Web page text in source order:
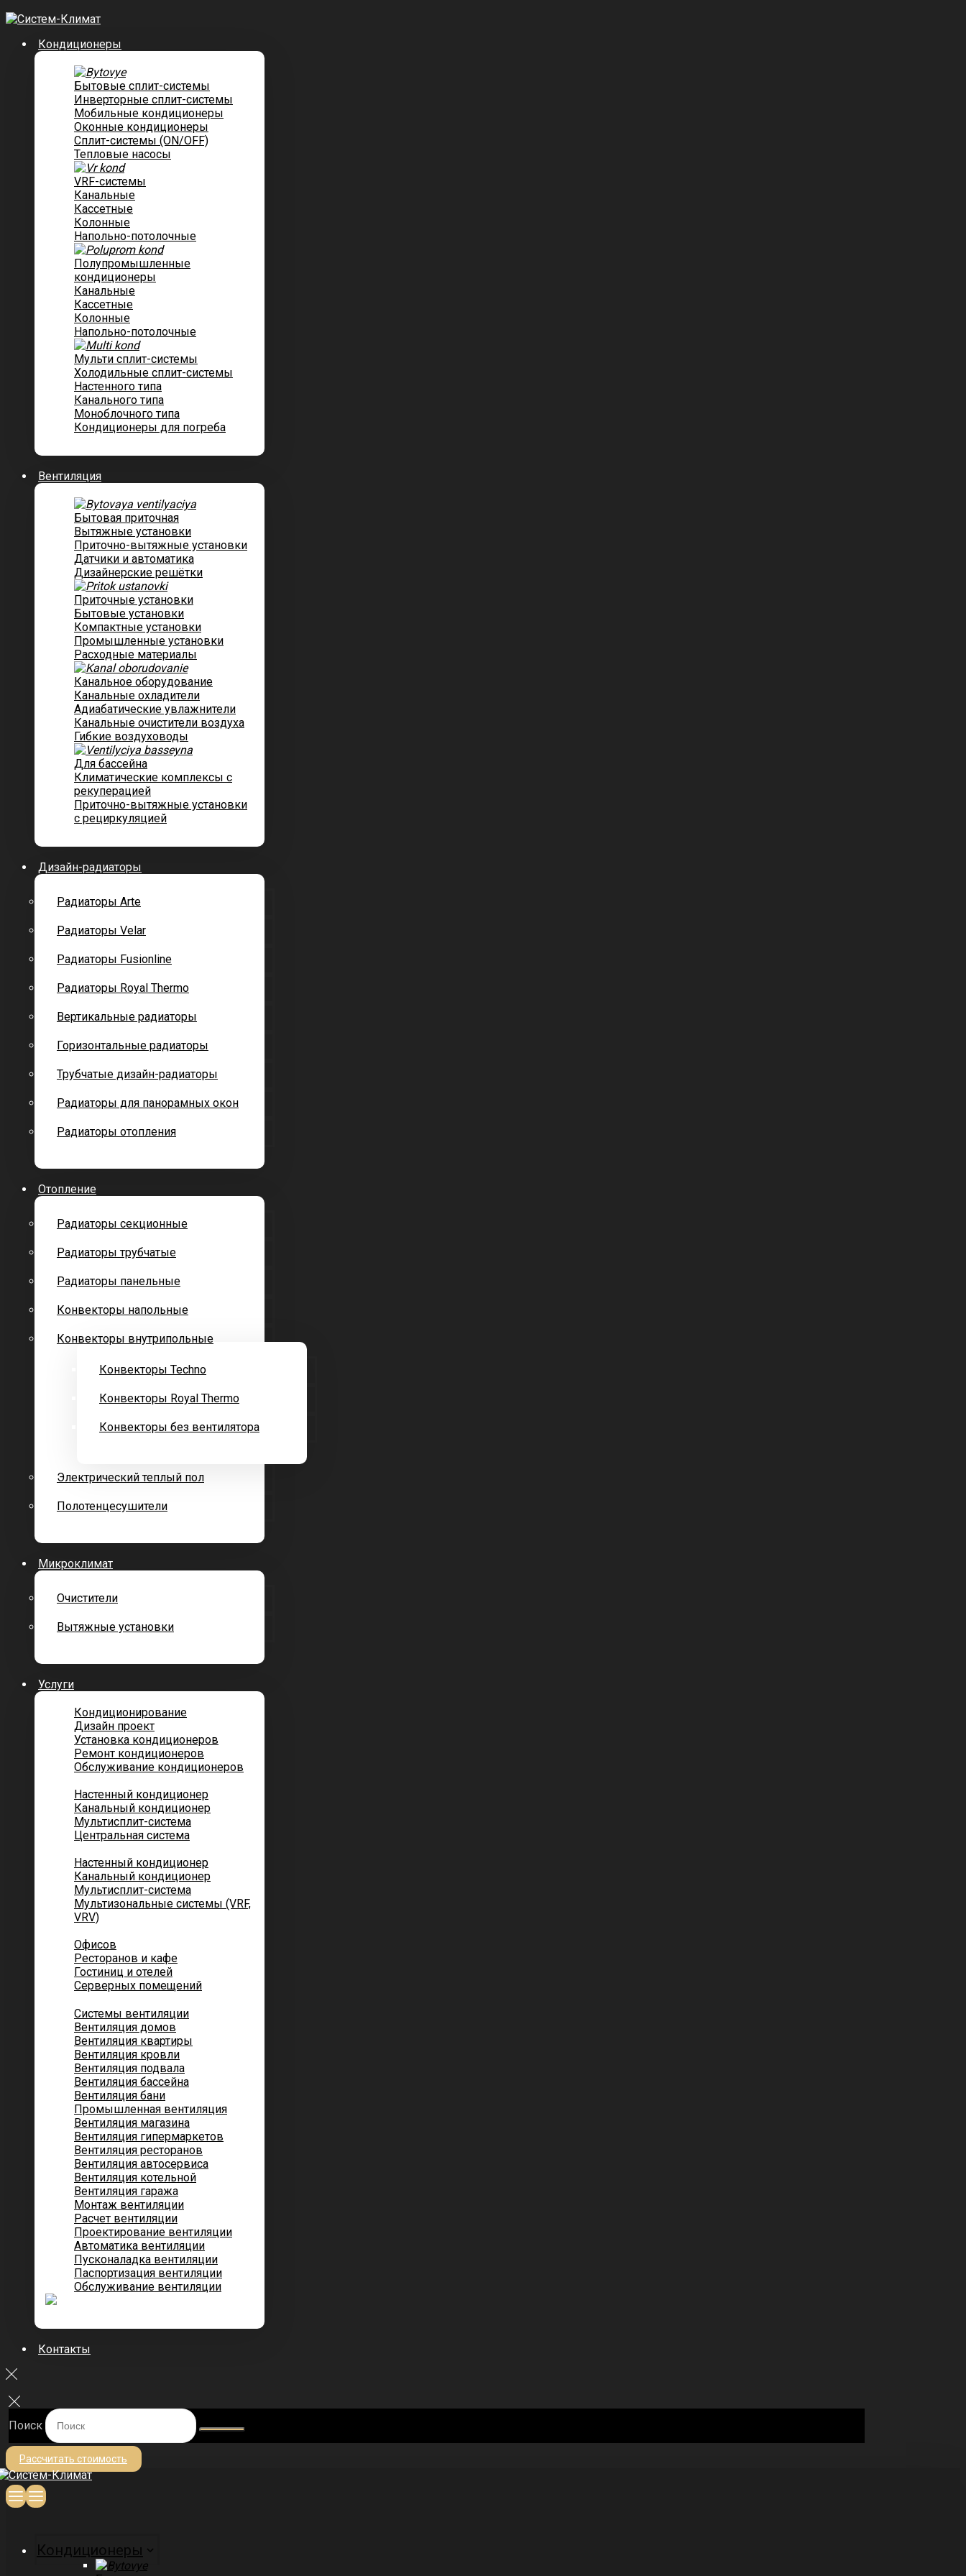
Кондиционеры
Бытовые сплит-системы
Инверторные сплит-системы
Мобильные кондиционеры
Оконные кондиционеры
Сплит-системы (ON/OFF)
Тепловые насосы
VRF-системы
Канальные
Касcетные
Колонные
Напольно-потолочные
Полупромышленные
кондиционеры
Канальные
Кассетные
Колонные
Напольно-потолочные
Мульти сплит-системы
Холодильные сплит-системы
Настенного типа
Канального типа
Моноблочного типа
Кондиционеры для погреба
Вентиляция
Бытовая приточная
Вытяжные установки
Приточно-вытяжные установки
Датчики и автоматика
Дизайнерские решётки
Приточные установки
Бытовые установки
Компактные установки
Промышленные установки
Расходные материалы
Канальное оборудование
Канальные охладители
Адиабатические увлажнители
Канальные очистители воздуха
Гибкие воздуховоды
Для бассейна
Климатические комплексы с
рекуперацией
Приточно-вытяжные установки
с рециркуляцией
Дизайн-радиаторы
Радиаторы Arte
Радиаторы Velar
Радиаторы Fusionline
Радиаторы Royal Thermo
Вертикальные радиаторы
Горизонтальные радиаторы
Трубчатые дизайн-радиаторы
Радиаторы для панорамных окон
Радиаторы отопления
Отопление
Радиаторы секционные
Радиаторы трубчатые
Радиаторы панельные
Конвекторы напольные
Конвекторы внутрипольные
Конвекторы Techno
Конвекторы Royal Thermo
Конвекторы без вентилятора
Электрический теплый пол
Полотенцесушители
Микроклимат
Очистители
Вытяжные установки
Услуги
Кондиционирование
Дизайн проект
Установка кондиционеров
Ремонт кондиционеров
Обслуживание кондиционеров
Настенный кондиционер
Канальный кондиционер
Мультисплит-система
Центральная система
Настенный кондиционер
Канальный кондиционер
Мультисплит-система
Мультизональные системы (VRF,
VRV)
Офисов
Ресторанов и кафе
Гостиниц и отелей
Серверных помещений
Системы вентиляции
Вентиляция домов
Вентиляция квартиры
Вентиляция кровли
Вентиляция подвала
Вентиляция бассейна
Вентиляция бани
Промышленная вентиляция
Вентиляция магазина
Вентиляция гипермаркетов
Вентиляция ресторанов
Вентиляция автосервиса
Вентиляция котельной
Вентиляция гаража
Монтаж вентиляции
Расчет вентиляции
Проектирование вентиляции
Автоматика вентиляции
Пусконаладка вентиляции
Паспортизация вентиляции
Обслуживание вентиляции
Контакты
Поиск
Рассчитать стоимость
Кондиционеры